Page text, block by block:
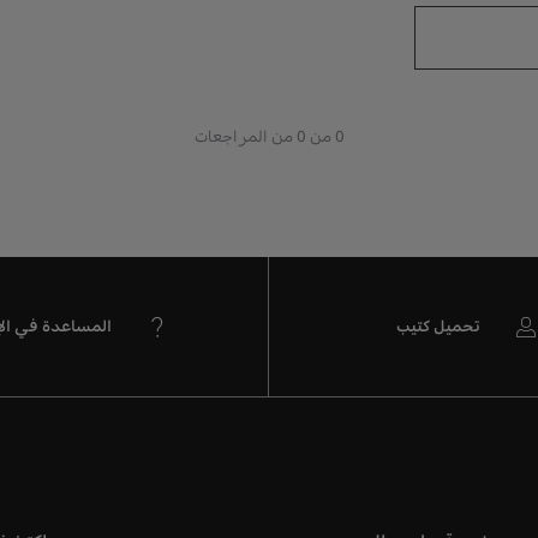
0 من 0 من المراجعات
تحميل كتيب المساعدة في